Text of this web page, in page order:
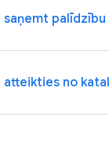
saņemt
atteikties no